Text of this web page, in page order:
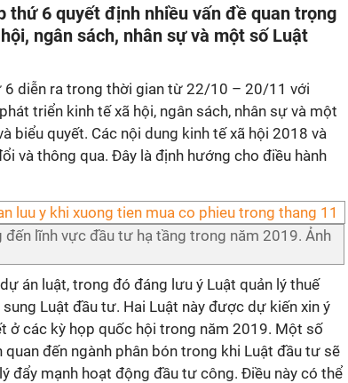
thứ 6 quyết định nhiều vấn đề quan trọng
ngân sách, nhân sự và một số Luật
6 diễn ra trong thời gian từ 22/10 – 20/11 với
triển kinh tế xã hội, ngân sách, nhân sự và một
biểu quyết. Các nội dung kinh tế xã hội 2018 và
và thông qua. Đây là định hướng cho điều hành
lĩnh vực đầu tư hạ tầng trong năm 2019. Ảnh
án luật, trong đó đáng lưu ý Luật quản lý thuế
Luật đầu tư. Hai Luật này được dự kiến xin ý
ở các kỳ họp quốc hội trong năm 2019. Một số
đến ngành phân bón trong khi Luật đầu tư sẽ
đẩy mạnh hoạt động đầu tư công. Điều này có thể